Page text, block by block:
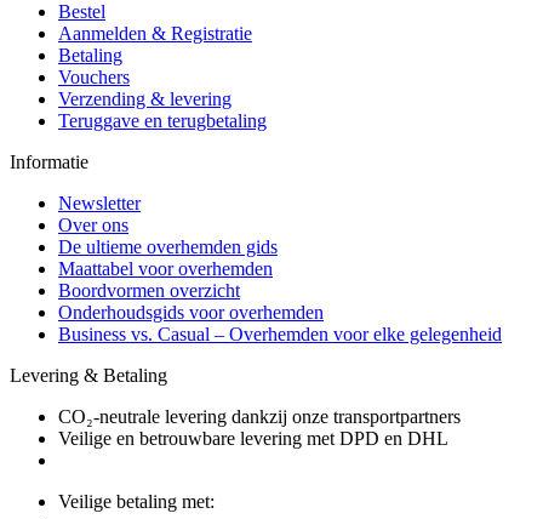
Bestel
Aanmelden & Registratie
Betaling
Vouchers
Verzending & levering
Teruggave en terugbetaling
Informatie
Newsletter
Over ons
De ultieme overhemden gids
Maattabel voor overhemden
Boordvormen overzicht
Onderhoudsgids voor overhemden
Business vs. Casual – Overhemden voor elke gelegenheid
Levering & Betaling
CO₂-neutrale levering dankzij onze transportpartners
Veilige en betrouwbare levering met DPD en DHL
Veilige betaling met: